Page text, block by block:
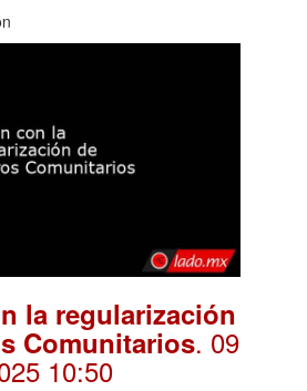
la regularización
Comunitarios. 09
10:50